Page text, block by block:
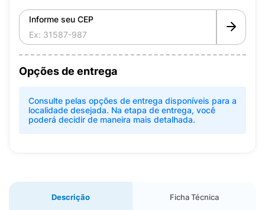
Informe seu CEP
Opções de entrega
Consulte pelas opções de entrega disponíveis para a
localidade desejada. Na etapa de entrega, você
poderá decidir de maneira mais detalhada.
Descrição Ficha Técnica